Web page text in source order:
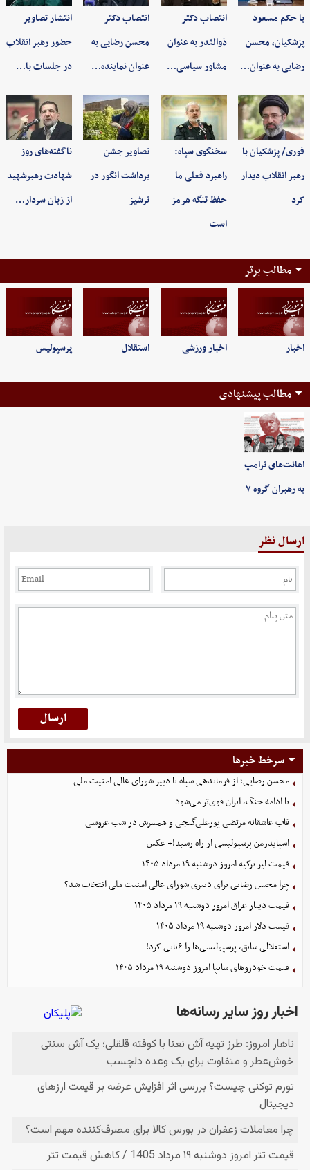
با حکم مسعود
پزشکیان، محسن
رضایی به عنوان…
انتصاب دکتر
ذوالقدر به عنوان
مشاور سیاسی…
انتصاب دکتر
محسن رضایی به
عنوان نماینده…
انتشار تصاویر
حضور رهبر انقلاب
در جلسات با…
فوری/ پزشکیان با
رهبر انقلاب دیدار
کرد
سخنگوی سپاه:
راهبرد فعلی ما
حفظ تنگه هرمز
است
تصاویر جشن
برداشت انگور در
ترشیز
ناگفته‌های روز
شهادت رهبرشهید
از زبان سردار…
مطالب برتر
اخبار اخبار ورزشی استقلال پرسپولیس
مطالب پیشنهادی
اهانت‌های ترامپ
به رهبران گروه ۷
ارسال نظر
سرخط خبرها
محسن رضایی؛ از فرماندهی سپاه تا دبیر شورای عالی امنیت ملی
با ادامه جنگ، ایران قوی‌تر می‌شود
قاب عاشقانه مرتضی پورعلی‌گنجی و همسرش در شب عروسی
اسپایدرمن پرسپولیسی از راه رسید!+ عکس
قیمت لیر ترکیه امروز دوشنبه ۱۹ مرداد ۱۴۰۵
چرا محسن رضایی برای دبیری شورای عالی امنیت ملی انتخاب شد؟
قیمت دینار عراق امروز دوشنبه ۱۹ مرداد ۱۴۰۵
قیمت دلار امروز دوشنبه ۱۹ مرداد ۱۴۰۵
استقلالی سابق، پرسپولیسی‌ها را ۶تایی کرد!
قیمت خودرو‌های سایپا امروز دوشنبه ۱۹ مرداد ۱۴۰۵